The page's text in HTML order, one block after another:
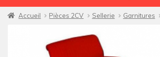
Accueil Pièces 2CV Sellerie Garnitures